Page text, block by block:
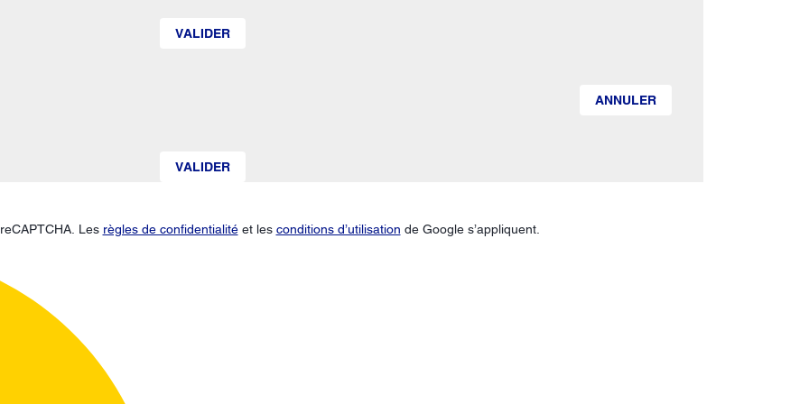
VALIDER
ANNULER
VALIDER
Les règles de confidentialitéet les conditions d’utilisation de Google s’appliquent.